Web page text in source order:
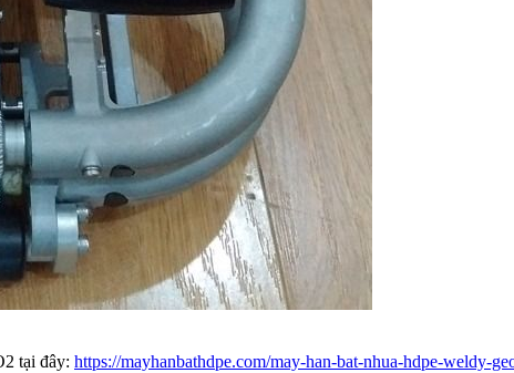
tại đây: https://mayhanbathdpe.com/may-han-bat-nhua-hdpe-weldy-